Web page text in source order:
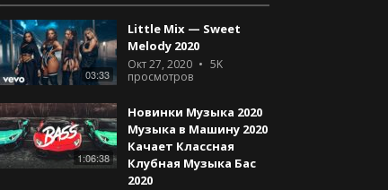
03:33
Little Mix — Sweet
Melody 2020
Окт 27, 2020
5K
просмотров
1:06:38
Новинки Музыка 2020
Музыка в Машину 2020
Качает Классная
Клубная Музыка Бас
2020